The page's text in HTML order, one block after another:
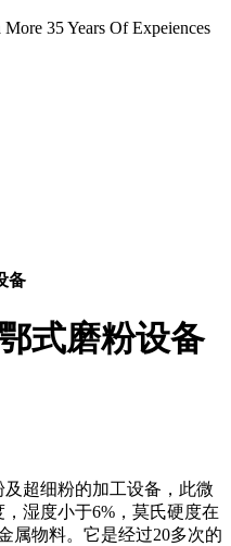
More 35 Years Of Expeiences
备
式磨粉设备
超细粉的加工设备，此微
湿度小于6%，莫氏硬度在
属物料。它是经过20多次的